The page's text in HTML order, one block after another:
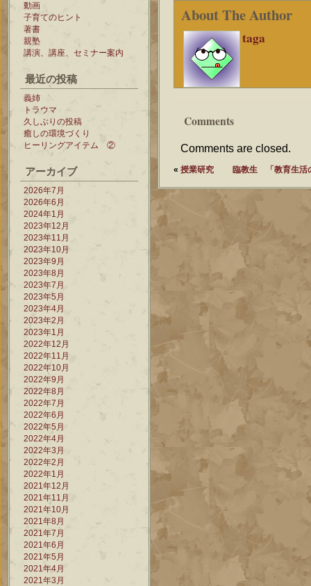
動画
子育てのヒント
著書
親塾
講演、講座、セミナー案内
最近の投稿
義姉
トラウマ
久しぶりの投稿
癒しの環境づくり
ヒーリングアイテム ②
アーカイブ
2026年7月
2026年6月
2024年1月
2023年12月
2023年11月
2023年10月
2023年9月
2023年8月
2023年7月
2023年5月
2023年4月
2023年2月
2023年1月
2022年12月
2022年11月
2022年10月
2022年9月
2022年8月
2022年7月
2022年6月
2022年5月
2022年4月
2022年3月
2022年2月
2022年1月
2021年12月
2021年11月
2021年10月
2021年8月
2021年7月
2021年6月
2021年5月
2021年4月
2021年3月
About The Author
taga
Comments
Comments are closed.
« 授業研究 臨教生 「教育生活